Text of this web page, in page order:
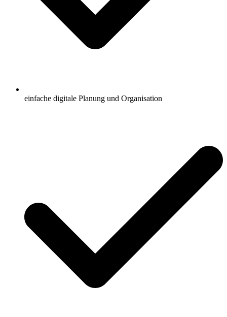
einfache digitale Planung und Organisation